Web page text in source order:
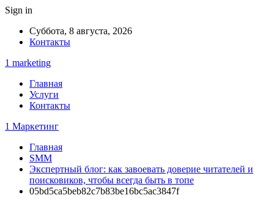
Sign in
Суббота, 8 августа, 2026
Контакты
1 marketing
Главная
Услуги
Контакты
1 Маркетинг
Главная
SMM
Экспертный блог: как завоевать доверие читателей и
поисковиков, чтобы всегда быть в топе
05bd5ca5beb82c7b83be16bc5ac3847f